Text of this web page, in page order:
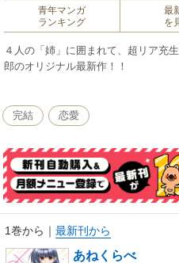
青年マンガ
ランキング
最
を
４人の「姉」に囲まれて、超リア充
郎のオリジナル最新作！！
完結 恋愛
1巻から ｜ 最新刊から
あねくらべ